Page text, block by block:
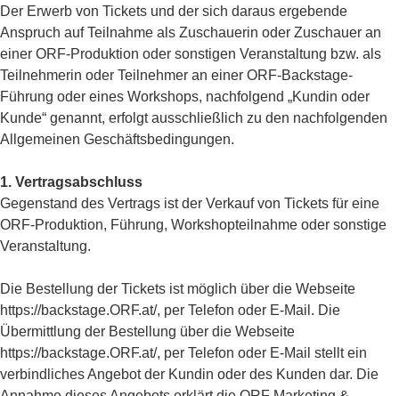
Der Erwerb von Tickets und der sich daraus ergebende
Anspruch auf Teilnahme als Zuschauerin oder Zuschauer an
einer ORF-Produktion oder sonstigen Veranstaltung bzw. als
Teilnehmerin oder Teilnehmer an einer ORF-Backstage-
Führung oder eines Workshops, nachfolgend „Kundin oder
Kunde“ genannt, erfolgt ausschließlich zu den nachfolgenden
Allgemeinen Geschäftsbedingungen.
1. Vertragsabschluss
Gegenstand des Vertrags ist der Verkauf von Tickets für eine
ORF-Produktion, Führung, Workshopteilnahme oder sonstige
Veranstaltung.
Die Bestellung der Tickets ist möglich über die Webseite
https://backstage.ORF.at/, per Telefon oder E-Mail. Die
Übermittlung der Bestellung über die Webseite
https://backstage.ORF.at/, per Telefon oder E-Mail stellt ein
verbindliches Angebot der Kundin oder des Kunden dar. Die